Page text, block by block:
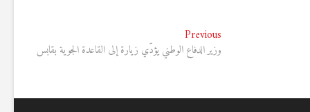
Previous
Previous
post:
وزير الدفاع الوطني يؤدّي زيارة إلى القاعدة الجوية بقابس